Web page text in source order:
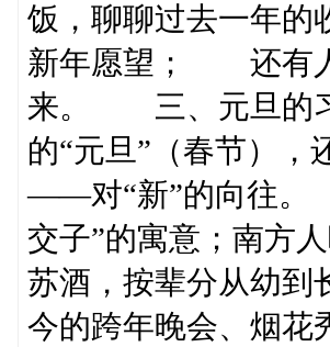
饭，聊聊过去一年
新年愿望； 还有人
来。 三、元旦的
的“元旦”（春节），
——对“新”的向往。
交子”的寓意；南方
苏酒，按辈分从幼
今的跨年晚会、烟花